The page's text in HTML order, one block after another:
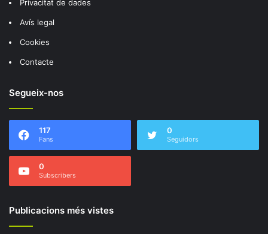
Privacitat de dades
Avís legal
Cookies
Contacte
Segueix-nos
117
Fans
0
Seguidors
0
Subscribers
Publicacions més vistes